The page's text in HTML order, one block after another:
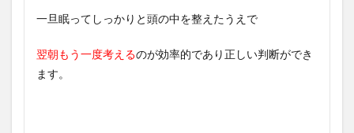
一旦眠ってしっかりと頭の中を整えたうえで
翌朝もう一度考えるのが効率的であり正しい判断ができ
ます。